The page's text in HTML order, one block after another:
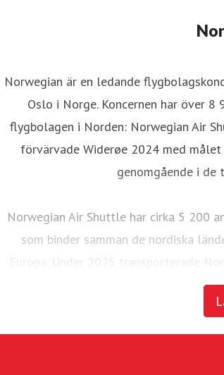
Norwegian är en ledande
Oslo i Norge. Koncernen har över
flygbolagen i Norden: Norwegian Air
förvärvade Widerøe 2024 med
genomgående i
Norwegian Air Shuttle har cirka 5 200
som binder samman de nordiska
Europa. Under 2025 transporterade
flotta på 95 Boeing